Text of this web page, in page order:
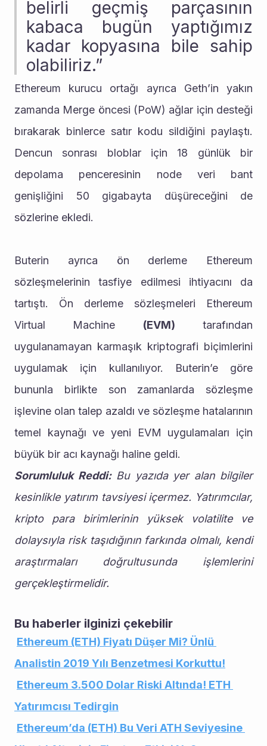
belirli geçmiş parçasının
kabaca bugün yaptığımız
kadar kopyasına bile sahip
olabiliriz.”
Ethereum kurucu ortağı ayrıca Geth’in yakın
zamanda Merge öncesi (PoW) ağlar için desteği
bırakarak binlerce satır kodu sildiğini paylaştı.
Dencun sonrası bloblar için 18 günlük bir
depolama penceresinin node veri bant
genişliğini 50 gigabayta düşüreceğini de
sözlerine ekledi.
Buterin ayrıca ön derleme Ethereum
sözleşmelerinin tasfiye edilmesi ihtiyacını da
tartıştı. Ön derleme sözleşmeleri Ethereum
Virtual Machine (EVM) tarafından
uygulanamayan karmaşık kriptografi biçimlerini
uygulamak için kullanılıyor. Buterin’e göre
bununla birlikte son zamanlarda sözleşme
işlevine olan talep azaldı ve sözleşme hatalarının
temel kaynağı ve yeni EVM uygulamaları için
büyük bir acı kaynağı haline geldi.
Sorumluluk Reddi: Bu yazıda yer alan bilgiler
kesinlikle yatırım tavsiyesi içermez. Yatırımcılar,
kripto para birimlerinin yüksek volatilite ve
dolaysıyla risk taşıdığının farkında olmalı, kendi
araştırmaları doğrultusunda işlemlerini
gerçekleştirmelidir.
Bu haberler ilginizi çekebilir
Ethereum (ETH) Fiyatı Düşer Mi? Ünlü
Analistin 2019 Yılı Benzetmesi Korkuttu!
Ethereum 3.500 Dolar Riski Altında! ETH
Yatırımcısı Tedirgin
Ethereum’da (ETH) Bu Veri ATH Seviyesine